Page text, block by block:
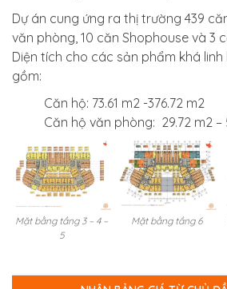
Dự án cung ứng ra thị trường 439
văn phòng, 10 căn Shophouse và 3
Diện tích cho các sản phẩm khá
gồm:
Căn hộ: 73.61 m2 -376.72 m2
Căn hộ văn phòng: 29.72 m2 –
Mặt bằng tầng 3 – 4 –
5
Mặt bằng tầng 6